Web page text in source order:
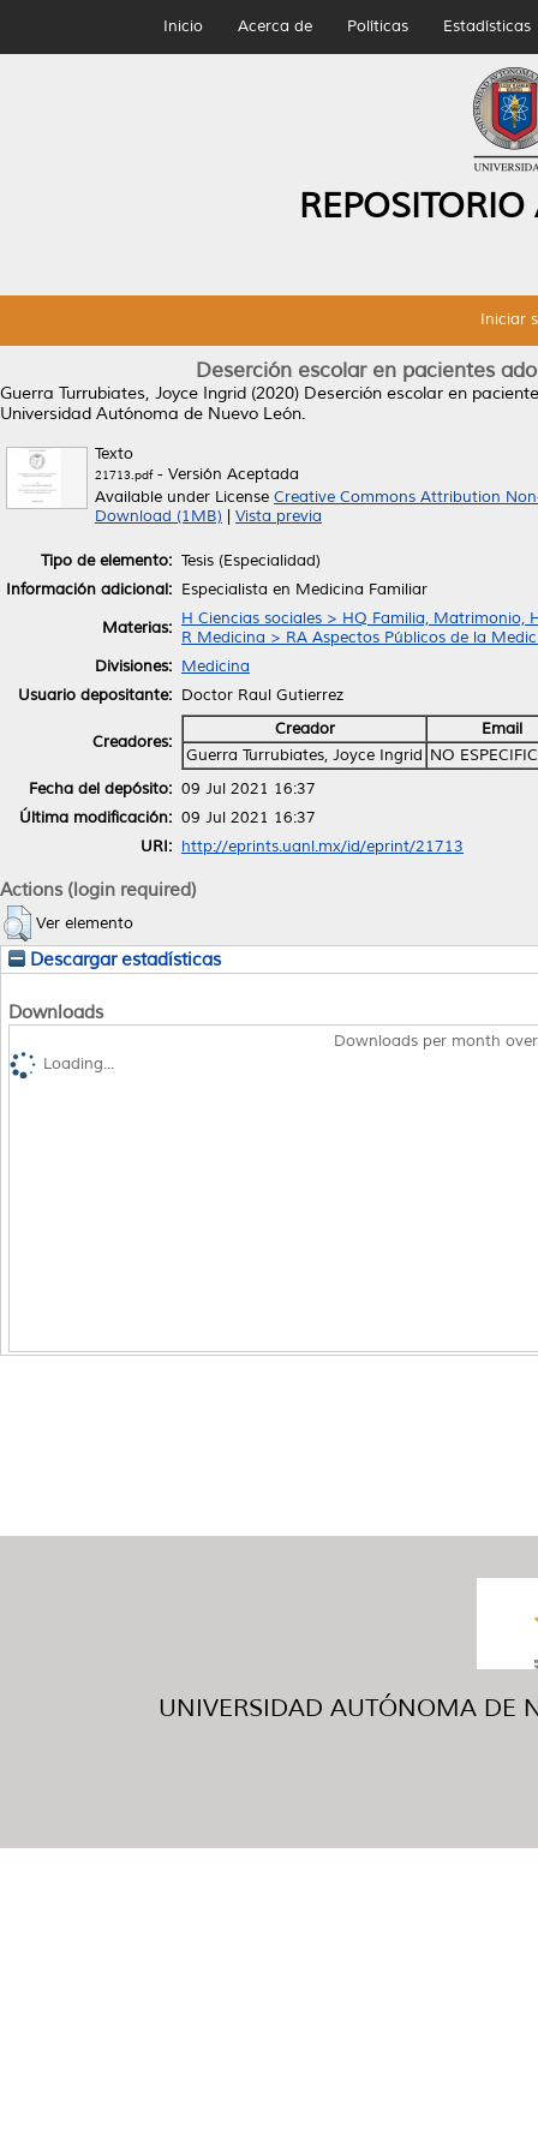
Inicio Acerca de Políticas Estadísticas
Iniciar
Deserción escolar en pacientes
Guerra Turrubiates, Joyce Ingrid (2020) Deserción escolar en
Universidad Autónoma de Nuevo León.
Texto
21713.pdf- Versión Aceptada
Available under License Creative Commons Attribution
Download (1MB)
Vista previa
Tipo de elemento: Tesis (Especialidad)
Información adicional: Especialista en Medicina Familiar
Materias: H Ciencias sociales > HQ Familia, Matrimonio,
R Medicina > RA Aspectos Públicos de la
Divisiones: Medicina
Usuario depositante: Doctor Raul Gutierrez
Creadores:
Creador
Email
Guerra Turrubiates, Joyce Ingrid NO
Fecha del depósito: 09 Jul 2021 16:37
Última modificación: 09 Jul 2021 16:37
URI: http://eprints.uanl.mx/id/eprint/21713
Actions (login required)
Ver elemento
Descargar estadísticas
Downloads
Downloads per month
Loading...
UNIVERSIDAD AUTÓNOMA DE